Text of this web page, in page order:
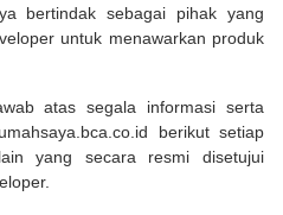
bertindak sebagai pihak yang
untuk menawarkan produk
atas segala informasi serta
berikut setiap
yang secara resmi disetujui